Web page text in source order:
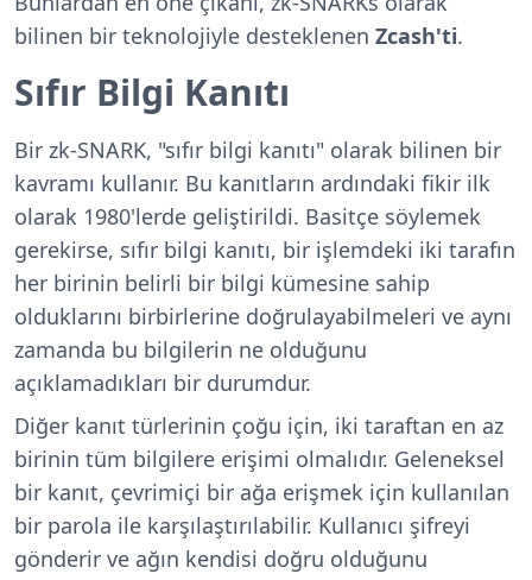
bilinen bir teknolojiyle desteklenen Zcash'ti.
Sıfır Bilgi Kanıtı
Bir zk-SNARK, "sıfır bilgi kanıtı" olarak bilinen bir
kavramı kullanır. Bu kanıtların ardındaki fikir ilk
olarak 1980'lerde geliştirildi. Basitçe söylemek
gerekirse, sıfır bilgi kanıtı, bir işlemdeki iki tarafın
her birinin belirli bir bilgi kümesine sahip
olduklarını birbirlerine doğrulayabilmeleri ve aynı
zamanda bu bilgilerin ne olduğunu
açıklamadıkları bir durumdur.
Diğer kanıt türlerinin çoğu için, iki taraftan en az
birinin tüm bilgilere erişimi olmalıdır. Geleneksel
bir kanıt, çevrimiçi bir ağa erişmek için kullanılan
bir parola ile karşılaştırılabilir. Kullanıcı şifreyi
gönderir ve ağın kendisi doğru olduğunu